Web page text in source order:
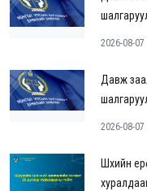
2026-08-
Давж
2026-08-07
Шүүхийн